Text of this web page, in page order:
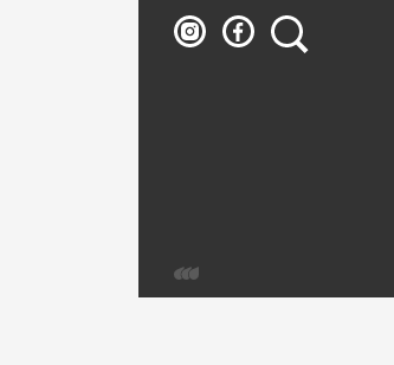
Ludwig
Múzeum
Ludwig
Múzeum
Keresés
Weboldalunkat
az